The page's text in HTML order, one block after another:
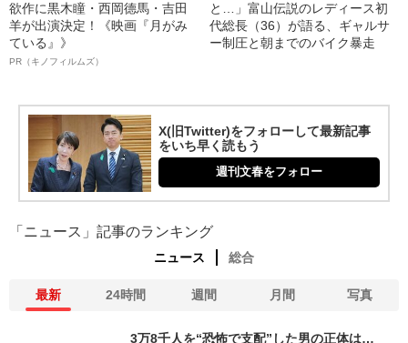
欲作に黒木瞳・西岡德馬・吉田
羊が出演決定！《映画『月がみ
ている』》
PR（キノフィルムズ）
と…」富山伝説のレディース初
代総長（36）が語る、ギャルサ
ー制圧と朝までのバイク暴走
X(旧Twitter)をフォローして最新記事
をいち早く読もう
週刊文春をフォロー
「ニュース」記事のランキング
ニュース 総合
最新 24時間 週間 月間 写真
3万8千人を“恐怖で支配”した男の正体は…